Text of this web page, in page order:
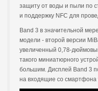
защиту от воды и пыли по
и поддержку NFC для
Band 3 в значительной
модели - второй версии
увеличенный 0,78-
такого миниатюрного
большим. Дисплей Band 3
на входящие со смартфона